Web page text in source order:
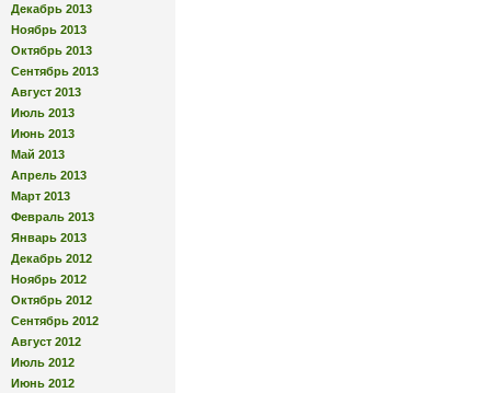
Декабрь 2013
Ноябрь 2013
Октябрь 2013
Сентябрь 2013
Август 2013
Июль 2013
Июнь 2013
Май 2013
Апрель 2013
Март 2013
Февраль 2013
Январь 2013
Декабрь 2012
Ноябрь 2012
Октябрь 2012
Сентябрь 2012
Август 2012
Июль 2012
Июнь 2012